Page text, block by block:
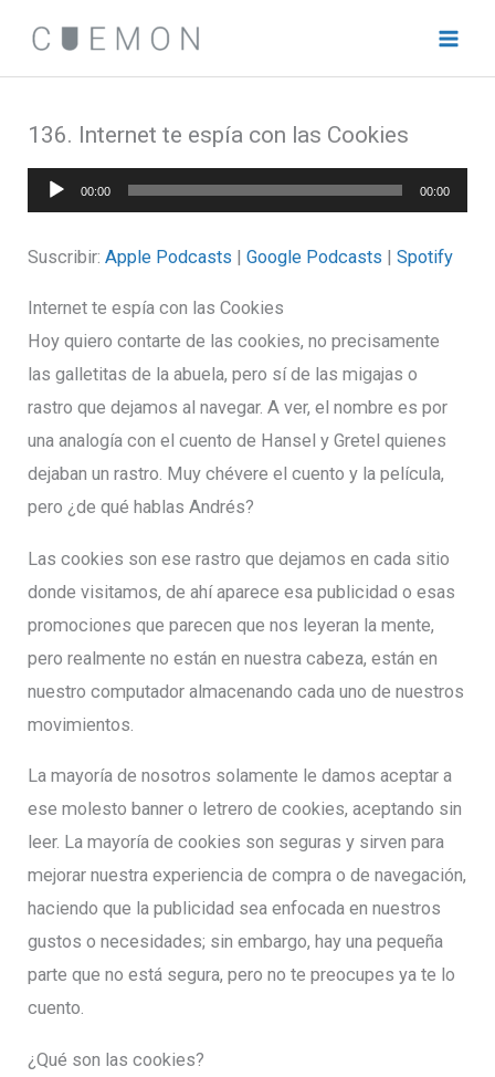
contenido
136. Internet te espía con las Cookies
Reproductor
de
audio
00:00 00:00
Suscribir:Apple Podcasts |Google Podcasts |Spotify
Internet te espía con las Cookies
Hoy quiero contarte de las cookies, no precisamente
las galletitas de la abuela, pero sí de las migajas o
rastro que dejamos al navegar. A ver, el nombre es por
una analogía con el cuento de Hansel y Gretel quienes
dejaban un rastro. Muy chévere el cuento y la película,
pero ¿de qué hablas Andrés?
Las cookies son ese rastro que dejamos en cada sitio
donde visitamos, de ahí aparece esa publicidad o esas
promociones que parecen que nos leyeran la mente,
pero realmente no están en nuestra cabeza, están en
nuestro computador almacenando cada uno de nuestros
movimientos.
La mayoría de nosotros solamente le damos aceptar a
ese molesto banner o letrero de cookies, aceptando sin
leer. La mayoría de cookies son seguras y sirven para
mejorar nuestra experiencia de compra o de navegación,
haciendo que la publicidad sea enfocada en nuestros
gustos o necesidades; sin embargo, hay una pequeña
parte que no está segura, pero no te preocupes ya te lo
cuento.
¿Qué son las cookies?